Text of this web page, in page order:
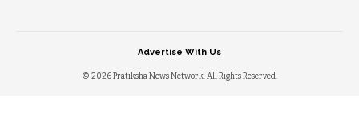
© 2026 Pratiksha News Network. All Rights Reserved.
Advertise With Us